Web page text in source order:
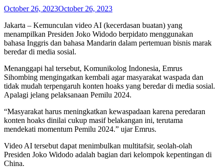
October 26, 2023October 26, 2023
Jakarta – Kemunculan video AI (kecerdasan buatan) yang
menampilkan Presiden Joko Widodo berpidato menggunakan
bahasa Inggris dan bahasa Mandarin dalam pertemuan bisnis marak
beredar di media sosial.
Menanggapi hal tersebut, Komunikolog Indonesia, Emrus
Sihombing mengingatkan kembali agar masyarakat waspada dan
tidak mudah terpengaruh konten hoaks yang beredar di media sosial.
Apalagi jelang pelaksanaan Pemilu 2024.
“Masyarakat harus meningkatkan kewaspadaan karena peredaran
konten hoaks dinilai cukup masif belakangan ini, terutama
mendekati momentum Pemilu 2024.” ujar Emrus.
Video AI tersebut dapat menimbulkan multitafsir, seolah-olah
Presiden Joko Widodo adalah bagian dari kelompok kepentingan di
China.